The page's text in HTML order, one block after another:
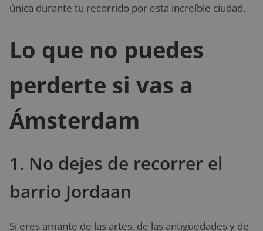
única durante tu recorrido por esta increíble ciudad.
Lo que no puedes
perderte si vas a
Ámsterdam
1. No dejes de recorrer el
barrio Jordaan
Si eres amante de las artes, de las antigüedades y de